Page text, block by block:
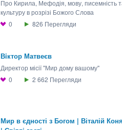
Про Кирила, Мефодія, мову, писемність
культуру в розрізі Божого Слова
0
826 Перегляди
Вiктор Матвеєв
Директор місії "Мир дому вашому"
0
2 662 Перегляди
Мир в єдності з Богом | Віталій